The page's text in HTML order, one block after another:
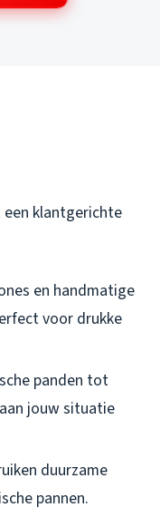
een klantgerichte
en handmatige
voor drukke
panden tot
jouw situatie
duurzame
pannen.